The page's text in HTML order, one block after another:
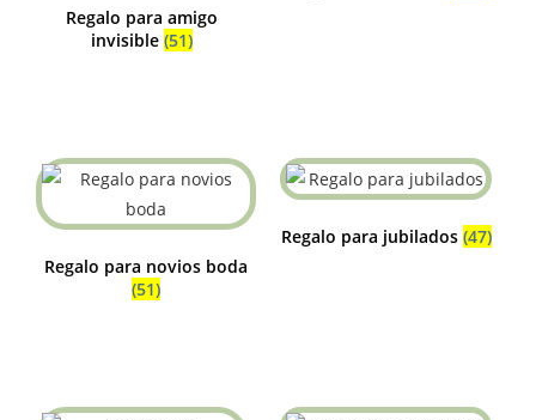
Regalo para amigo
invisible (51)
Regalo para novios boda
(51)
Regalo para jubilados (47)